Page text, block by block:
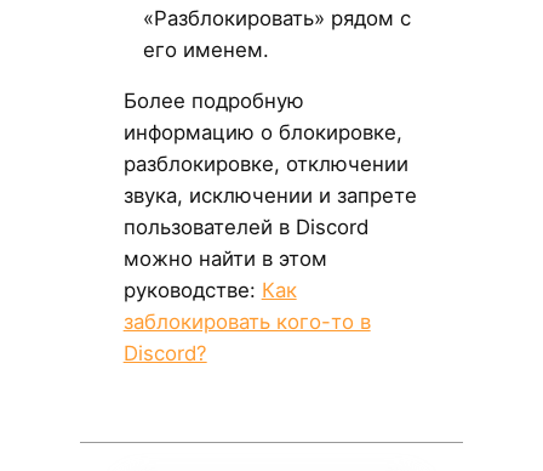
«Разблокировать» рядом с
его именем.
Более подробную
информацию о блокировке,
разблокировке, отключении
звука, исключении и запрете
пользователей в Discord
можно найти в этом
руководстве: Как
заблокировать кого-то в
Discord?